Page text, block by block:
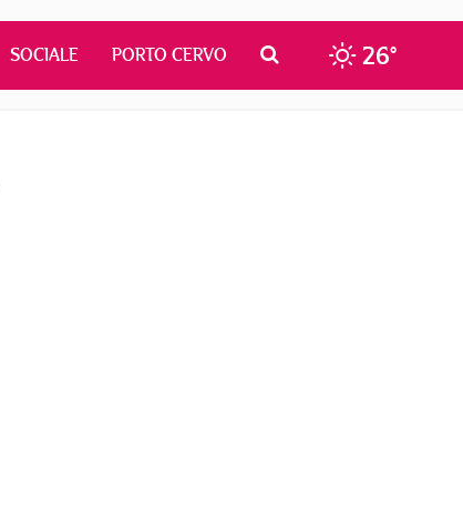
SOCIALE PORTO CERVO 26°